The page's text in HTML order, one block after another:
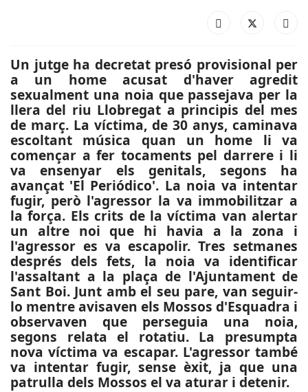
Un jutge ha decretat presó provisional per
a un home acusat d'haver agredit
sexualment una noia que passejava per la
llera del riu Llobregat a principis del mes
de març. La víctima, de 30 anys, caminava
escoltant música quan un home li va
començar a fer tocaments pel darrere i li
va ensenyar els genitals, segons ha
avançat 'El Periódico'. La noia va intentar
fugir, però l'agressor la va immobilitzar a
la força. Els crits de la víctima van alertar
un altre noi que hi havia a la zona i
l'agressor es va escapolir. Tres setmanes
després dels fets, la noia va identificar
l'assaltant a la plaça de l'Ajuntament de
Sant Boi. Junt amb el seu pare, van seguir-
lo mentre avisaven els Mossos d'Esquadra i
observaven que perseguia una noia,
segons relata el rotatiu. La presumpta
nova víctima va escapar. L'agressor també
va intentar fugir, sense èxit, ja que una
patrulla dels Mossos el va aturar i detenir.